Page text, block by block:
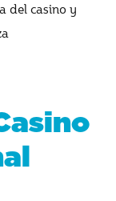
del casino y